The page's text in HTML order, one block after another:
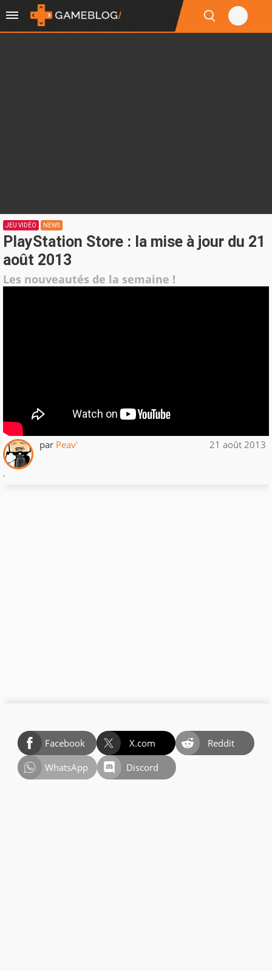
JEU VIDÉO NEWS
PlayStation Store : la mise à jour du 21
août 2013
Les nouveautés de la semaine !
par Peav' 21 août 2013
.
Facebook X.com
Reddit
WhatsApp
Discord